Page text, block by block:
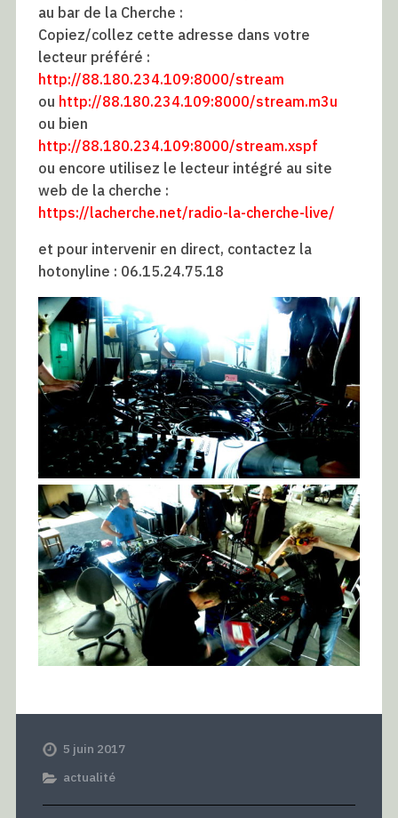
au bar de la Cherche :
Copiez/collez cette adresse dans votre
lecteur préféré :
http://88.180.234.109:8000/stream
ou http://88.180.234.109:8000/stream.m3u
ou bien
http://88.180.234.109:8000/stream.xspf
ou encore utilisez le lecteur intégré au site
web de la cherche :
https://lacherche.net/radio-la-cherche-live/
et pour intervenir en direct, contactez la
hotonyline : 06.15.24.75.18
5 juin 2017
actualité